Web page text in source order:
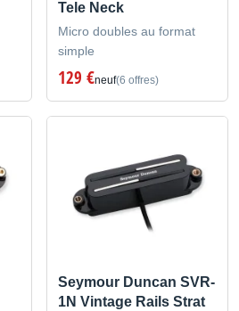
Tele Neck
Micro doubles au format
simple
129 €neuf(6 offres)
Seymour Duncan SVR-
1N Vintage Rails Strat